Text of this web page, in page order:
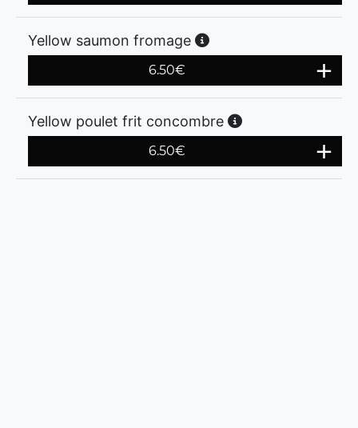
Yellow saumon fromage
6.50€
Yellow poulet frit concombre
6.50€